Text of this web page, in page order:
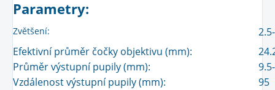
Parametry:
Zvětšení:
Efektivní průměr čočky objektivu (mm):
Průměr výstupní pupily (mm):
Vzdálenost výstupní pupily (mm):
95